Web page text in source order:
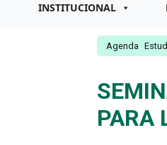
INSTITUCIONAL
Agenda
PARA